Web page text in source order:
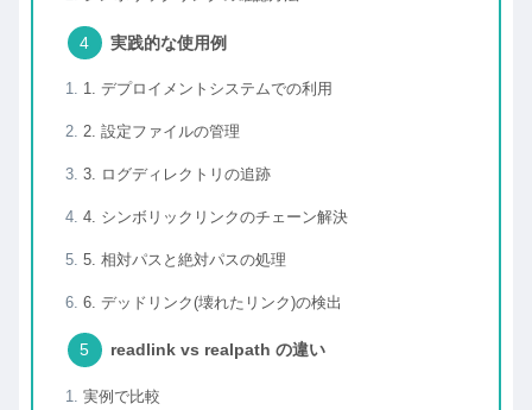
実践的な使用例
1. デプロイメントシステムでの利用
2. 設定ファイルの管理
3. ログディレクトリの追跡
4. シンボリックリンクのチェーン解決
5. 相対パスと絶対パスの処理
6. デッドリンク(壊れたリンク)の検出
readlink vs realpath の違い
実例で比較